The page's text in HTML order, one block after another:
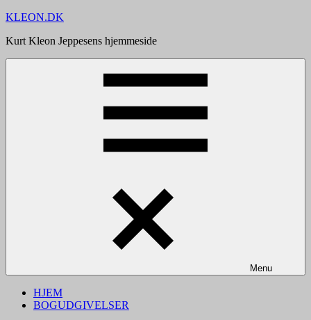
Videre
indhold
KLEON.DK
Kurt Kleon Jeppesens hjemmeside
Menu
HJEM
BOGUDGIVELSER